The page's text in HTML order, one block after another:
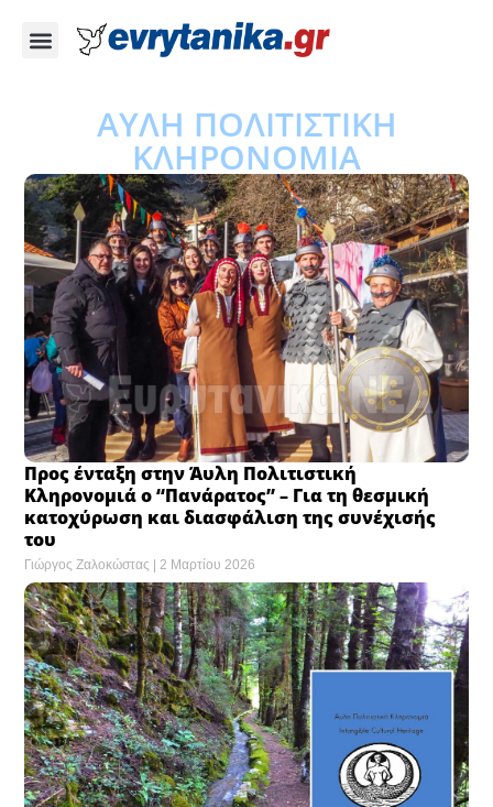
ΑΥΛΗ ΠΟΛΙΤΙΣΤΙΚΗ
ΚΛΗΡΟΝΟΜΙΑ
Προς ένταξη στην Άυλη Πολιτιστική
Κληρονομιά ο “Πανάρατος” – Για τη θεσμική
κατοχύρωση και διασφάλιση της συνέχισής
του
Γιώργος Ζαλοκώστας 2 Μαρτίου 2026